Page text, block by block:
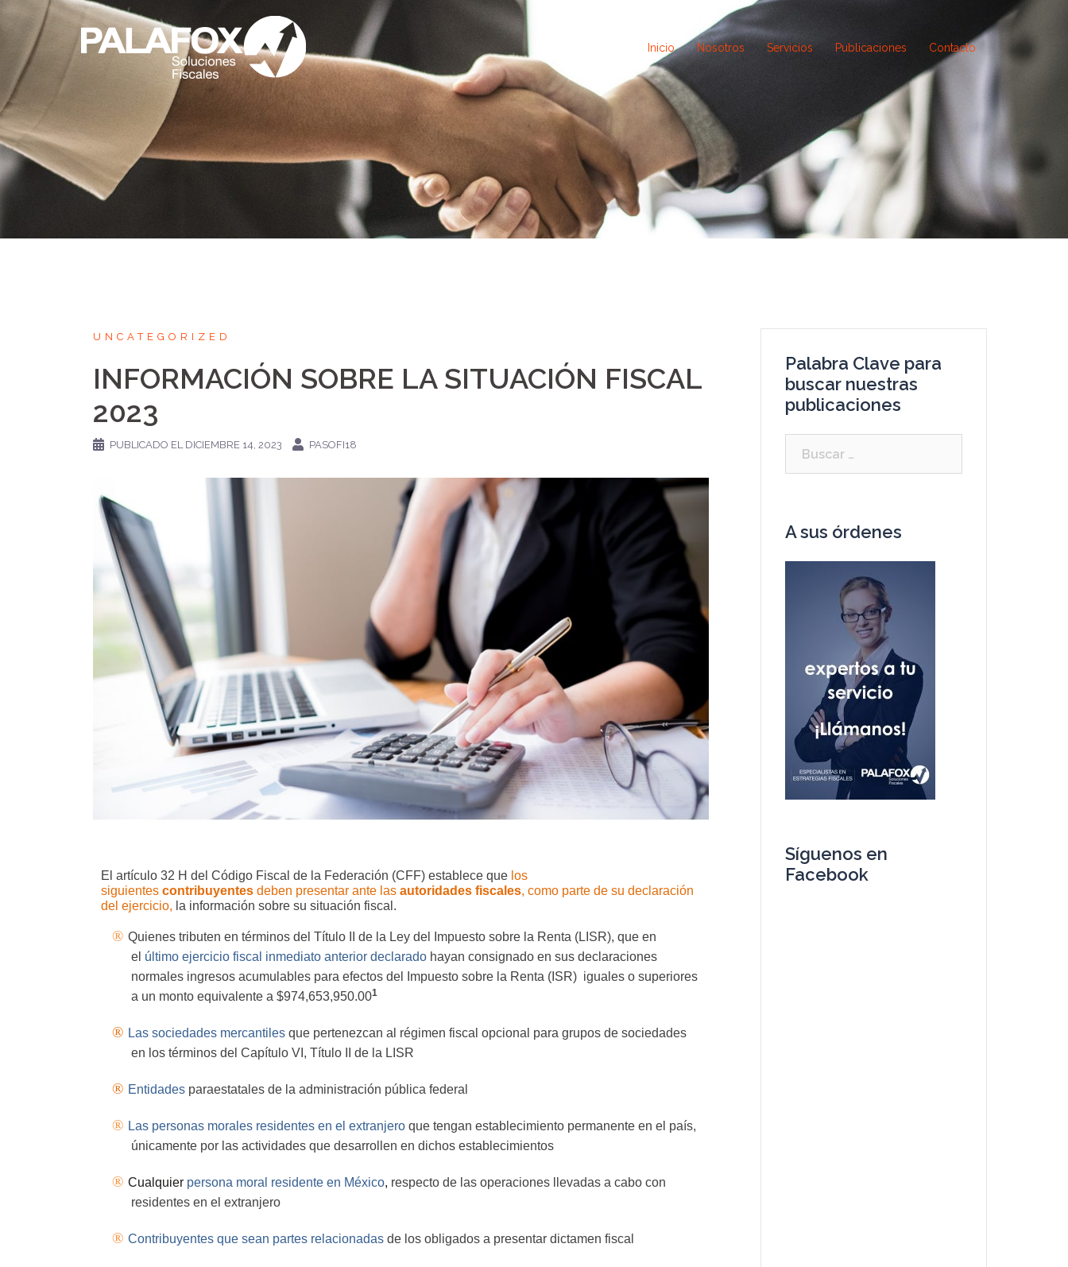
Inicio Nosotros Servicios Publicaciones Contacto
UNCATEGORIZED
INFORMACIÓN SOBRE LA SITUACIÓN FISCAL
2023
PUBLICADO EL DICIEMBRE 14, 2023 PASOFI18
El artículo 32 H del Código Fiscal de la Federación (CFF) establece que los
siguientes contribuyentes deben presentar ante las autoridades fiscales, como parte de su declaración
del ejercicio, la información sobre su situación fiscal.
® Quienes tributen en términos del Título II de la Ley del Impuesto sobre la Renta (LISR), que en
el último ejercicio fiscal inmediato anterior declarado hayan consignado en sus declaraciones
normales ingresos acumulables para efectos del Impuesto sobre la Renta (ISR) iguales o superiores
a un monto equivalente a $974,653,950.001
® Las sociedades mercantiles que pertenezcan al régimen fiscal opcional para grupos de sociedades
en los términos del Capítulo VI, Título II de la LISR
® Entidades paraestatales de la administración pública federal
® Las personas morales residentes en el extranjero que tengan establecimiento permanente en el país,
únicamente por las actividades que desarrollen en dichos establecimientos
® Cualquier persona moral residente en México, respecto de las operaciones llevadas a cabo con
residentes en el extranjero
® Contribuyentes que sean partes relacionadas de los obligados a presentar dictamen fiscal
Palabra Clave para
buscar nuestras
publicaciones
A sus órdenes
Síguenos en
Facebook